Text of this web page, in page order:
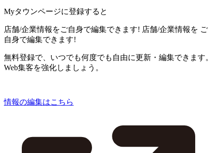
Myタウンページに登録すると
店舗/企業情報をご自身で編集できます! 店舗/企業情報を ご
自身で編集できます!
無料登録で、いつでも何度でも自由に更新・編集できます。
Web集客を強化しましょう。
情報の編集はこちら